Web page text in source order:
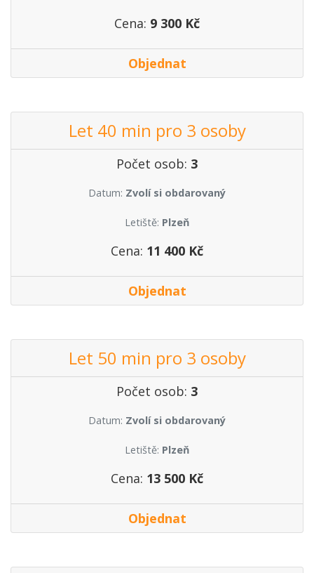
Cena: 9 300 Kč
Objednat
Let 40 min pro 3 osoby
Počet osob: 3
Datum: Zvolí si obdarovaný
Letiště: Plzeň
Cena: 11 400 Kč
Objednat
Let 50 min pro 3 osoby
Počet osob: 3
Datum: Zvolí si obdarovaný
Letiště: Plzeň
Cena: 13 500 Kč
Objednat